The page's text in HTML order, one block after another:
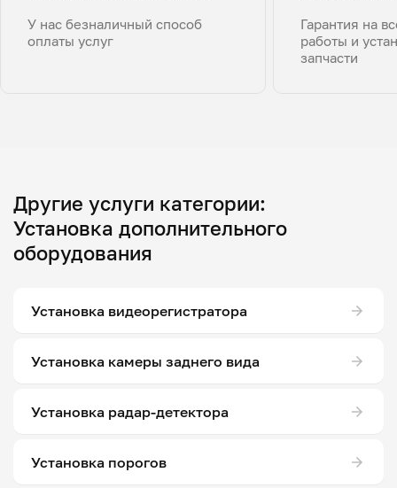
У нас безналичный способ
оплаты услуг
Гарантия на
работы и
запчасти
Другие услуги категории:
Установка дополнительного
оборудования
Установка видеорегистратора
Установка камеры заднего вида
Установка радар-детектора
Установка порогов